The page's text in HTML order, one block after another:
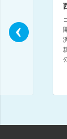
水森かおり
07:10 ～ 07:25
いいものテンミニ